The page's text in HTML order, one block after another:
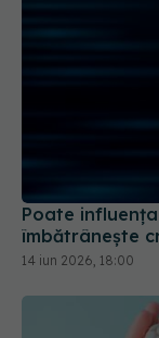
Poate
îmbătrânește
14 iun 2026, 18:00